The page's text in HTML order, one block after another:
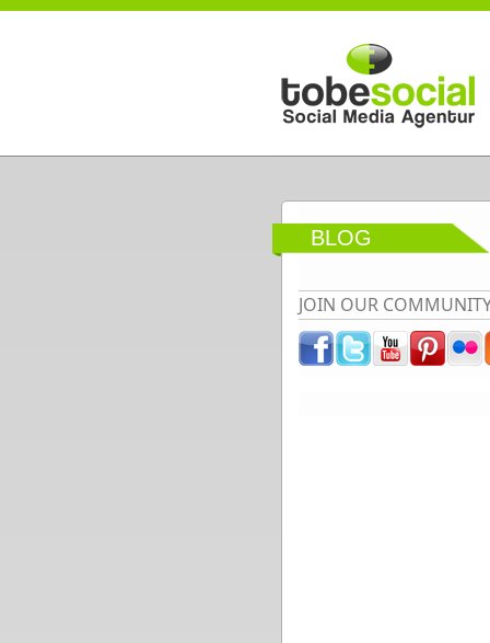
Direkt zum Inhalt
BLOG
JOIN OUR